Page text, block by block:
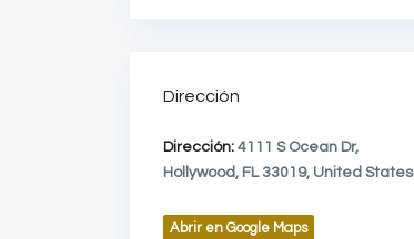
Dirección
Dirección: 4111 S Ocean Dr,
Hollywood, FL 33019, United States
Abrir en Google Maps